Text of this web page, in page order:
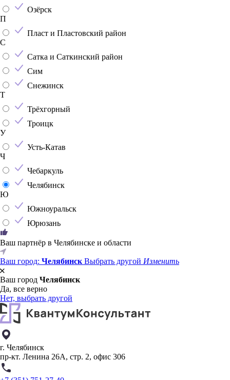
Озёрск
П
Пласт и Пластовский район
С
Сатка и Саткинский район
Сим
Снежинск
Т
Трёхгорный
Троицк
У
Усть-Катав
Ч
Чебаркуль
Челябинск
Ю
Южноуральск
Юрюзань
Ваш партнёр в Челябинске и области
Ваш город: Челябинск Выбрать другой Изменить
Ваш город Челябинск
Да, все верно
Нет, выбрать другой
г. Челябинск
пр-кт. Ленина 26А, стр. 2, офис 306